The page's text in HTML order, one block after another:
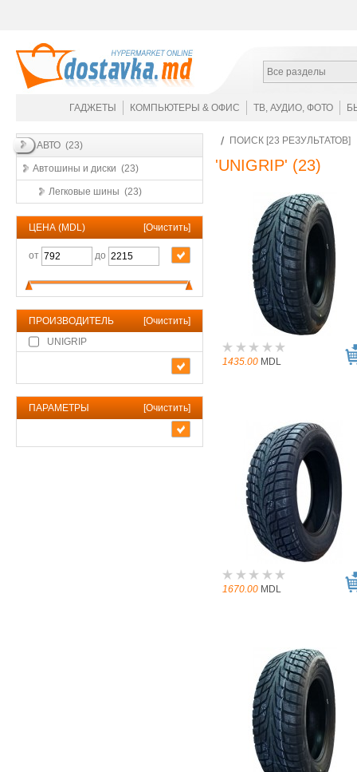
Все разделы
ГАДЖЕТЫ КОМПЬЮТЕРЫ & ОФИС ТВ, АУДИО, ФОТО
АВТО (23)
Автошины и диски (23)
Легковые шины (23)
ЦЕНА (MDL) [Очистить]
от до
ПРОИЗВОДИТЕЛЬ [Очистить]
UNIGRIP
ПАРАМЕТРЫ [Очистить]
ПОИСК [23 РЕЗУЛЬТАТОВ]
'UNIGRIP' (23)
1435.00 MDL
1670.00 MDL